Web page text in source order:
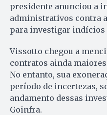
presidente anunciou a
administrativos contra
para investigar indícios
Vissotto chegou a
contratos ainda
No entanto, sua
período de incertezas,
andamento dessas
Goinfra.